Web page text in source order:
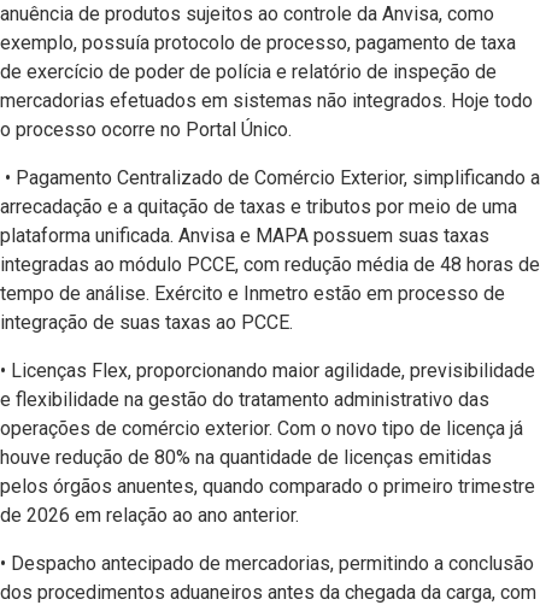
anuência de produtos sujeitos ao controle da Anvisa, como
exemplo, possuía protocolo de processo, pagamento de taxa
de exercício de poder de polícia e relatório de inspeção de
mercadorias efetuados em sistemas não integrados. Hoje todo
o processo ocorre no Portal Único.
• Pagamento Centralizado de Comércio Exterior, simplificando a
arrecadação e a quitação de taxas e tributos por meio de uma
plataforma unificada. Anvisa e MAPA possuem suas taxas
integradas ao módulo PCCE, com redução média de 48 horas de
tempo de análise. Exército e Inmetro estão em processo de
integração de suas taxas ao PCCE.
• Licenças Flex, proporcionando maior agilidade, previsibilidade
e flexibilidade na gestão do tratamento administrativo das
operações de comércio exterior. Com o novo tipo de licença já
houve redução de 80% na quantidade de licenças emitidas
pelos órgãos anuentes, quando comparado o primeiro trimestre
de 2026 em relação ao ano anterior.
• Despacho antecipado de mercadorias, permitindo a conclusão
dos procedimentos aduaneiros antes da chegada da carga, com